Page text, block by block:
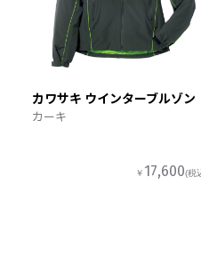
カワサキ ウインターブルゾン
カーキ
￥ 17,600(税